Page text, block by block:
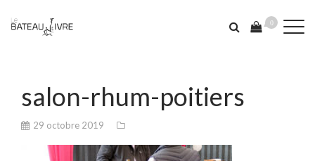
0
salon-rhum-poitiers
29 octobre 2019